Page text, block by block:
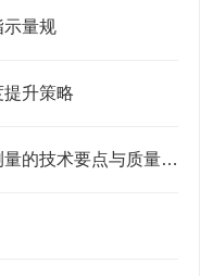
量规
升策略
精密工业装配的基石：内螺纹测量的技术要点与质量意义